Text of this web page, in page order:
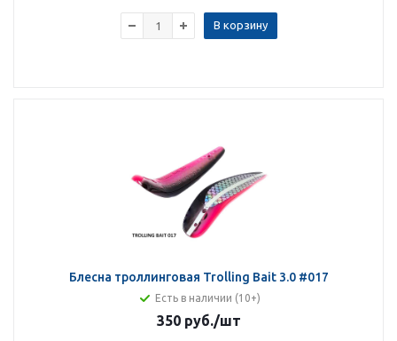
В корзину
Блесна троллинговая Trolling Bait 3.0 #017
Есть в наличии (10+)
350 руб./шт